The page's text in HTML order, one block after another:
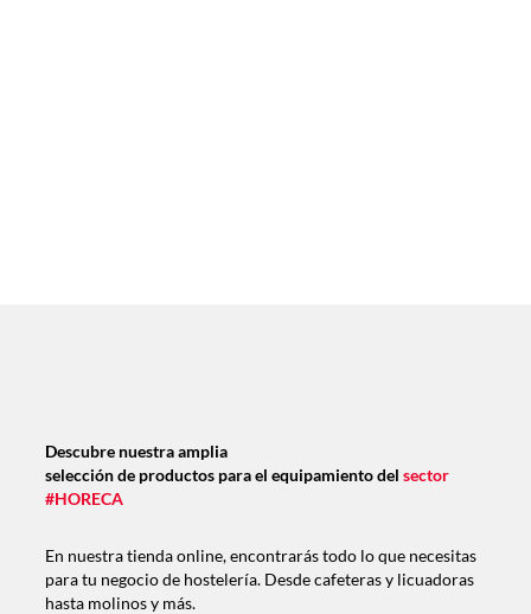
Descubre nuestra amplia
selección de productos para el equipamiento del sector
#HORECA
En nuestra tienda online, encontrarás todo lo que necesitas
para tu negocio de hostelería. Desde cafeteras y licuadoras
hasta molinos y más.